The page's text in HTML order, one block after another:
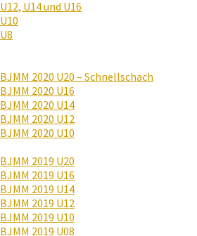
U12, U14 und U16
U10
U8
BJMM 2020 U20 – Schnellschach
BJMM 2020 U16
BJMM 2020 U14
BJMM 2020 U12
BJMM 2020 U10
BJMM 2019 U20
BJMM 2019 U16
BJMM 2019 U14
BJMM 2019 U12
BJMM 2019 U10
BJMM 2019 U08